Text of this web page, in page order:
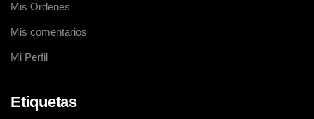
Mis Ordenes
Mis comentarios
Mi Perfil
Etiquetas